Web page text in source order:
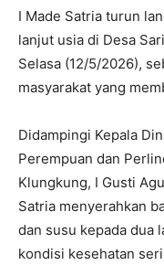
I Made Satria turun
lanjut usia di Desa
Selasa (12/5/2026),
masyarakat yang
Didampingi Kepala
Perempuan dan
Klungkung, I Gusti
Satria menyerahkan
dan susu kepada dua
kondisi kesehatan